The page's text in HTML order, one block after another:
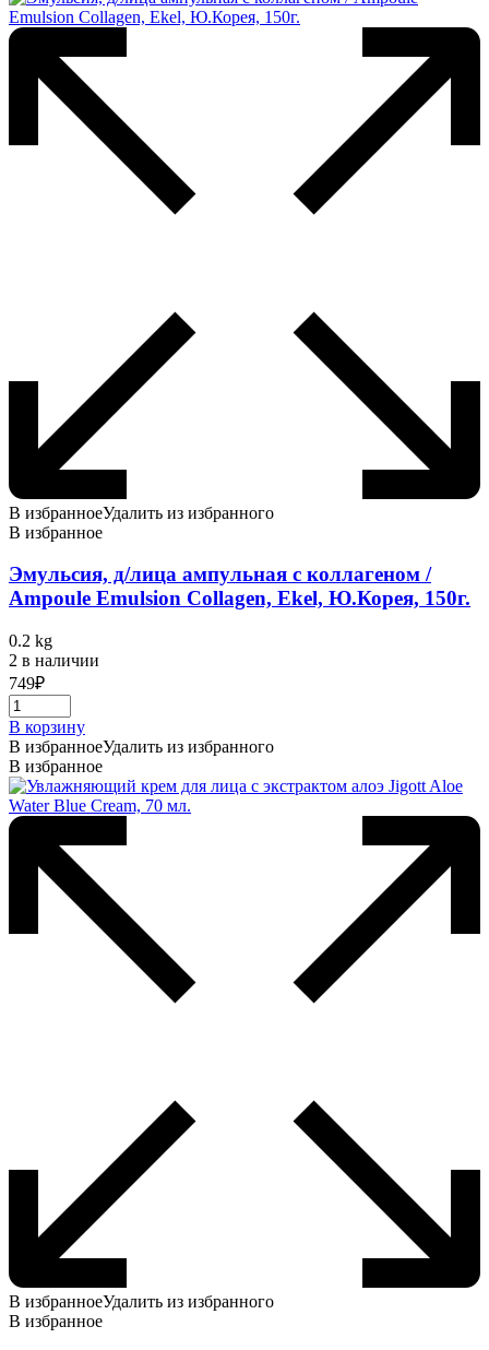
В избранноеУдалить из избранного
В избранное
Эмульсия, д/лица ампульная с коллагеном /
Ampoule Emulsion Collagen, Ekel, Ю.Корея, 150г.
0.2 kg
2 в наличии
749₽
В корзину
В избранноеУдалить из избранного
В избранное
В избранноеУдалить из избранного
В избранное